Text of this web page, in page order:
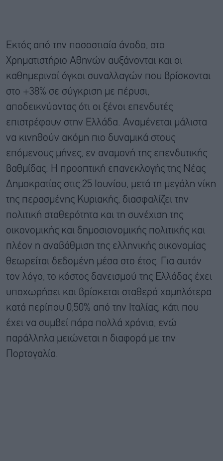
Εκτός από την ποσοστιαία άνοδο, στο
Χρηματιστήριο Αθηνών αυξάνονται και οι
καθημερινοί όγκοι συναλλαγών που βρίσκονται
στο +38% σε σύγκριση με πέρυσι,
αποδεικνύοντας ότι οι ξένοι επενδυτές
επιστρέφουν στην Ελλάδα. Αναμένεται μάλιστα
να κινηθούν ακόμη πιο δυναμικά στους
επόμενους μήνες, εν αναμονή της επενδυτικής
βαθμίδας. Η προοπτική επανεκλογής της Νέας
Δημοκρατίας στις 25 Ιουνίου, μετά τη μεγάλη νίκη
της περασμένης Κυριακής, διασφαλίζει την
πολιτική σταθερότητα και τη συνέχιση της
οικονομικής και δημοσιονομικής πολιτικής και
πλέον η αναβάθμιση της ελληνικής οικονομίας
θεωρείται δεδομένη μέσα στο έτος. Για αυτόν
τον λόγο, το κόστος δανεισμού της Ελλάδας έχει
υποχωρήσει και βρίσκεται σταθερά χαμηλότερα
κατά περίπου 0,50% από την Ιταλίας, κάτι που
έχει να συμβεί πάρα πολλά χρόνια, ενώ
παράλληλα μειώνεται η διαφορά με την
Πορτογαλία.